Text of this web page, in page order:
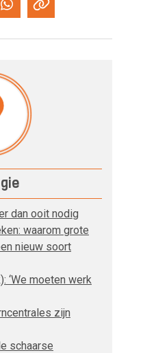
dan ooit nodig
waarom grote
nieuw soort
‘We moeten werk
zijn
schaarse